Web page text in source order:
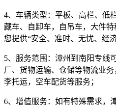
4、车辆类型： 平板、高栏、低
藏车、自卸车，自吊车，大件
您提供“安全、准时、无忧、经
5、服务范围： 漳州到南阳专线
厂、货物运输、仓储等物流业
李托运，空车配货等服务；
6、增值服务： 如有特殊需求，